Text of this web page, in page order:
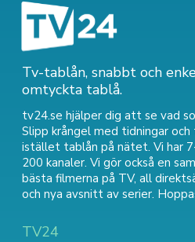
Tv-tablån, snabbt och
omtyckta tablå.
tv24.se hjälper dig att se vad
Slipp krångel med tidningar
istället tablån på nätet. Vi har
200 kanaler. Vi gör också en
bästa filmerna på TV, all
och nya avsnitt av serier.
TV24